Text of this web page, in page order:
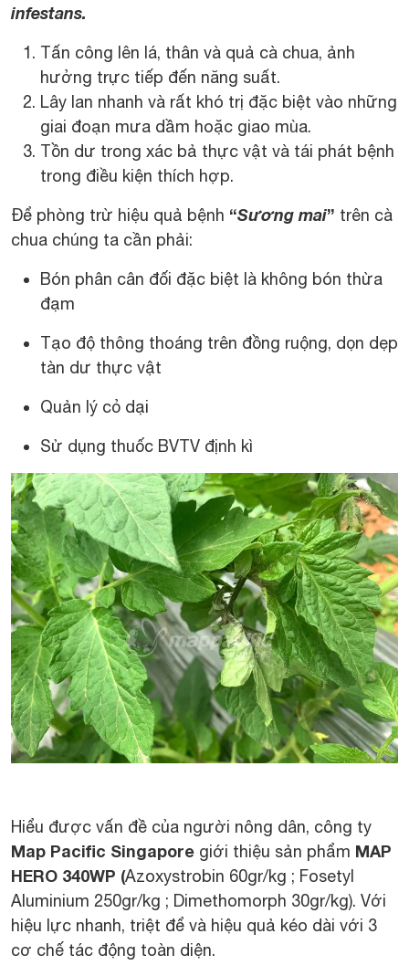
infestans.
Tấn công lên lá, thân và quả cà chua, ảnh
hưởng trực tiếp đến năng suất.
Lây lan nhanh và rất khó trị đặc biệt vào những
giai đoạn mưa dầm hoặc giao mùa.
Tồn dư trong xác bả thực vật và tái phát bệnh
trong điều kiện thích hợp.
Để phòng trừ hiệu quả bệnh “Sương mai” trên cà
chua chúng ta cần phải:
Bón phân cân đối đặc biệt là không bón thừa
đạm
Tạo độ thông thoáng trên đồng ruộng, dọn dẹp
tàn dư thực vật
Quản lý cỏ dại
Sử dụng thuốc BVTV định kì
Hiểu được vấn đề của người nông dân, công ty
Map Pacific Singapore giới thiệu sản phẩm MAP
HERO 340WP (Azoxystrobin 60gr/kg ; Fosetyl
Aluminium 250gr/kg ; Dimethomorph 30gr/kg). Với
hiệu lực nhanh, triệt để và hiệu quả kéo dài với 3
cơ chế tác động toàn diện.